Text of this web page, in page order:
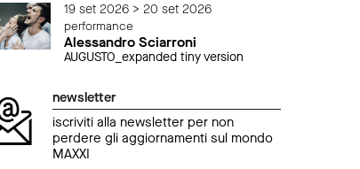
19 set 2026 > 20 set 2026
performance
Alessandro Sciarroni
AUGUSTO_expanded tiny version
newsletter
iscriviti alla newsletter per non
perdere gli aggiornamenti sul mondo
MAXXI